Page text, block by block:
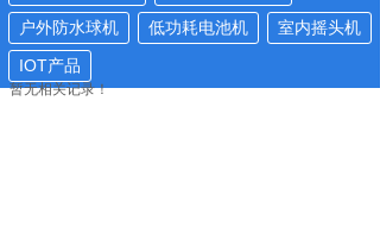
户外防水球机
低功耗电池机
室内摇头机
IOT产品
暂无相关记录！